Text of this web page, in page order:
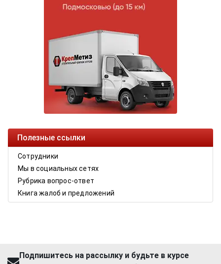
Полезные ссылки
Сотрудники
Мы в социальных сетях
Рубрика вопрос-ответ
Книга жалоб и предложений
Подпишитесь на рассылку и будьте в курсе